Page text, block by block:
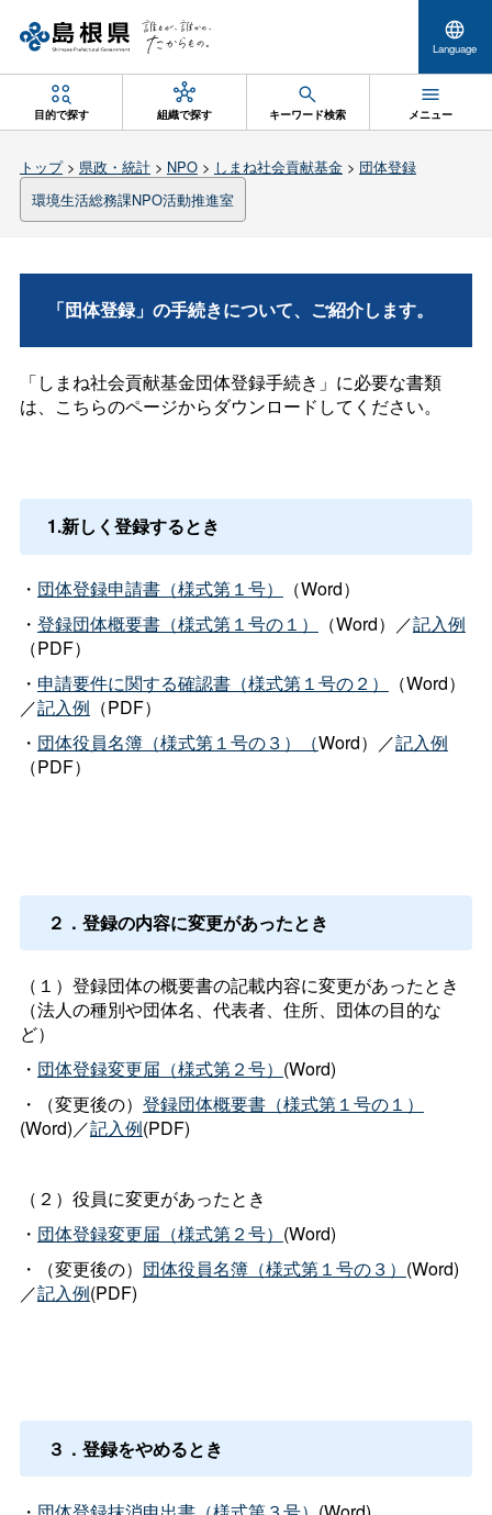
Language
目的で探す 組織で探す キーワード検索 メニュー
トップ> 県政・統計> NPO> しまね社会貢献基金> 団体登録
環境生活総務課NPO活動推進室
「団体登録」の手続きについて、ご紹介します。
「しまね社会貢献基金団体登録手続き」に必要な書類
は、こちらのページからダウンロードしてください。
1.新しく登録するとき
・ 団体登録申請書（様式第１号）
（Word）
・ 登録団体概要書（様式第１号の１） （Word）／記入例
（PDF）
・ 申請要件に関する確認書（様式第１号の２）
（Word）
／記入例 （PDF）
・ 団体役員名簿（様式第１号の３）（Word）／記入例
（PDF）
２．登録の内容に変更があったとき
（１）登録団体の概要書の記載内容に変更があったとき
（法人の種別や団体名、代表者、住所、団体の目的な
ど）
・ 団体登録変更届（様式第２号） (Word)
・（変更後の） 登録団体概要書（様式第１号の１）
(Word)／記入例(PDF)
（２）役員に変更があったとき
・ 団体登録変更届（様式第２号） (Word)
・（変更後の） 団体役員名簿（様式第１号の３） (Word)
／記入例(PDF)
３．登録をやめるとき